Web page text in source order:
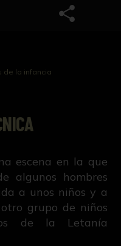
de la infancia
escena en la que
algunos hombres
a unos niños y a
grupo de niños
de la Letanía